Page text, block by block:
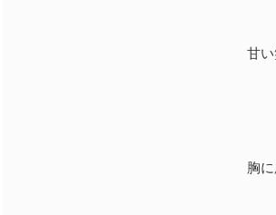
甘
胸